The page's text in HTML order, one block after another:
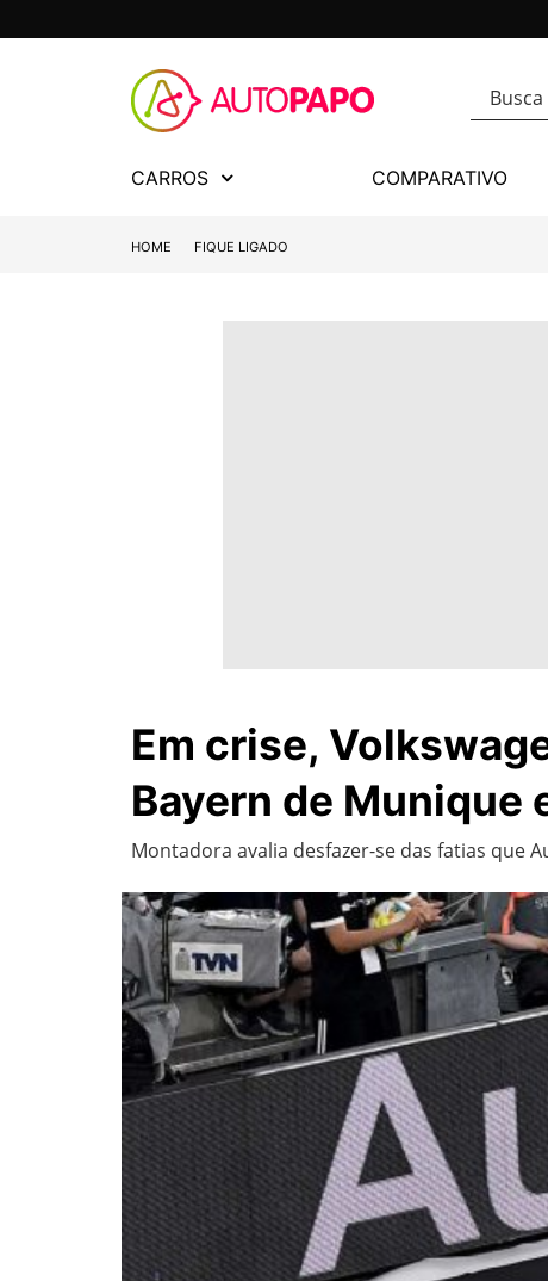
CARROS COMPARATIVO
HOME FIQUE LIGADO
Em crise,
Bayern de Munique
Montadora avalia desfazer-se das fatias que